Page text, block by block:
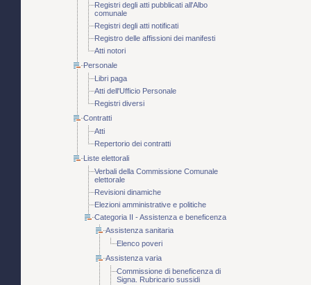
Registri degli atti pubblicati all'Albo
comunale
Registri degli atti notificati
Registro delle affissioni dei manifesti
Atti notori
Personale
Libri paga
Atti dell'Ufficio Personale
Registri diversi
Contratti
Atti
Repertorio dei contratti
Liste elettorali
Verbali della Commissione Comunale
elettorale
Revisioni dinamiche
Elezioni amministrative e politiche
Categoria II - Assistenza e beneficenza
Assistenza sanitaria
Elenco poveri
Assistenza varia
Commissione di beneficenza di
Signa. Rubricario sussidi